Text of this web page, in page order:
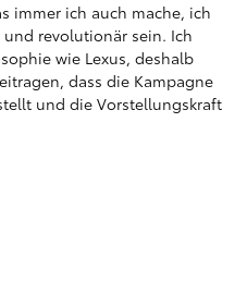
immer ich auch mache, ich
revolutionär sein. Ich
wie Lexus, deshalb
dass die Kampagne
und die Vorstellungskraft